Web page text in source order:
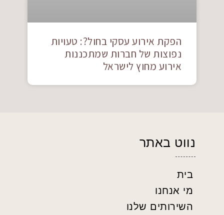
הפקת אירוע עסקי בחול?: טעויות
נפוצות של חברות שמתכננות
אירוע מחוץ לישראל
נווט באתר
בית
מי אנחנו
השירותים שלנו